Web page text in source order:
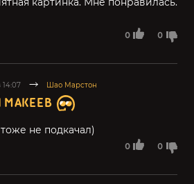
0 0
14:07 Шао Марстон
МАКЕЕВ
0 0
не подкачал)